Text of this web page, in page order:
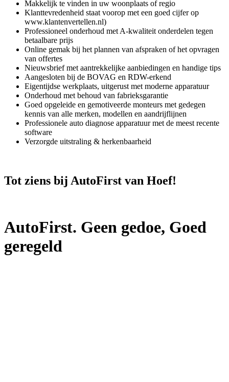
Makkelijk te vinden in uw woonplaats of regio
Klanttevredenheid staat voorop met een goed cijfer op
www.klantenvertellen.nl)
Professioneel onderhoud met A-kwaliteit onderdelen tegen
betaalbare prijs
Online gemak bij het plannen van afspraken of het opvragen
van offertes
Nieuwsbrief met aantrekkelijke aanbiedingen en handige tips
Aangesloten bij de BOVAG en RDW-erkend
Eigentijdse werkplaats, uitgerust met moderne apparatuur
Onderhoud met behoud van fabrieksgarantie
Goed opgeleide en gemotiveerde monteurs met gedegen
kennis van alle merken, modellen en aandrijflijnen
Professionele auto diagnose apparatuur met de meest recente
software
Verzorgde uitstraling & herkenbaarheid
Tot ziens bij AutoFirst van Hoef!
AutoFirst. Geen gedoe, Goed
geregeld